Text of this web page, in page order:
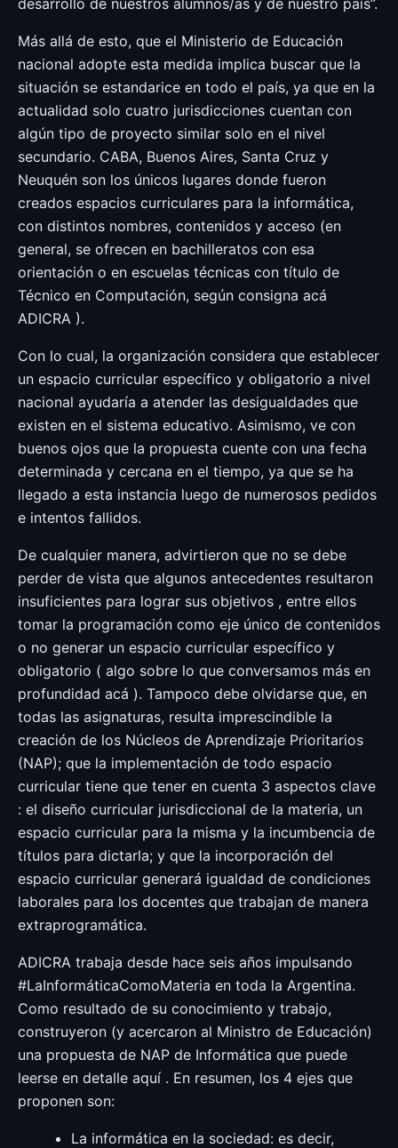
Más allá de esto, que el Ministerio de Educación
nacional adopte esta medida implica buscar que la
situación se estandarice en todo el país, ya que en la
actualidad solo cuatro jurisdicciones cuentan con
algún tipo de proyecto similar solo en el nivel
secundario. CABA, Buenos Aires, Santa Cruz y
Neuquén son los únicos lugares donde fueron
creados espacios curriculares para la informática,
con distintos nombres, contenidos y acceso (en
general, se ofrecen en bachilleratos con esa
orientación o en escuelas técnicas con título de
Técnico en Computación, según consigna acá
ADICRA ).
Con lo cual, la organización considera que establecer
un espacio curricular específico y obligatorio a nivel
nacional ayudaría a atender las desigualdades que
existen en el sistema educativo. Asimismo, ve con
buenos ojos que la propuesta cuente con una fecha
determinada y cercana en el tiempo, ya que se ha
llegado a esta instancia luego de numerosos pedidos
e intentos fallidos.
De cualquier manera, advirtieron que no se debe
perder de vista que algunos antecedentes resultaron
insuficientes para lograr sus objetivos , entre ellos
tomar la programación como eje único de contenidos
o no generar un espacio curricular específico y
obligatorio ( algo sobre lo que conversamos más en
profundidad acá ). Tampoco debe olvidarse que, en
todas las asignaturas, resulta imprescindible la
creación de los Núcleos de Aprendizaje Prioritarios
(NAP); que la implementación de todo espacio
curricular tiene que tener en cuenta 3 aspectos clave
: el diseño curricular jurisdiccional de la materia, un
espacio curricular para la misma y la incumbencia de
títulos para dictarla; y que la incorporación del
espacio curricular generará igualdad de condiciones
laborales para los docentes que trabajan de manera
extraprogramática.
ADICRA trabaja desde hace seis años impulsando
#LaInformáticaComoMateria en toda la Argentina.
Como resultado de su conocimiento y trabajo,
construyeron (y acercaron al Ministro de Educación)
una propuesta de NAP de Informática que puede
leerse en detalle aquí . En resumen, los 4 ejes que
proponen son:
La informática en la sociedad: es decir,